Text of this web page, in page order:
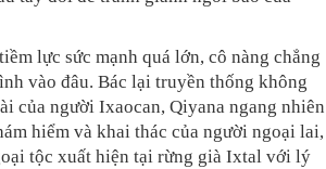
lực sức mạnh quá lớn, cô nàng chẳng
vào đâu. Bác lại truyền thống không
của người Ixaocan, Qiyana ngang nhiên
hiểm và khai thác của người ngoại lai,
tộc xuất hiện tại rừng già Ixtal với lý